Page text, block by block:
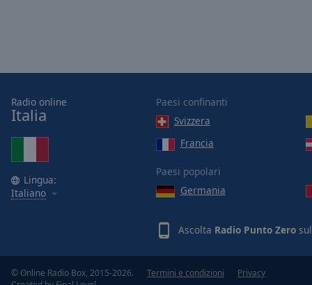
Edge
Style
Modal
End
Radio online
Italia
Lingua:
Italiano
Paesi confinanti
Svizzera
Francia
Paesi popolari
Germania
Ascolta Radio Punto Zero
© Online Radio Box, 2015-2026.
Termini e condizioni Privacy